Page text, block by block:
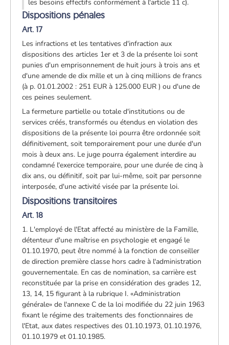
les besoins effectifs conformément à l'article 11 c).
Dispositions pénales
Art. 17
Les infractions et les tentatives d'infraction aux
dispositions des articles 1er et 3 de la présente loi sont
punies d'un emprisonnement de huit jours à trois ans et
d'une amende de dix mille et un à cinq millions de francs
(à p. 01.01.2002 : 251 EUR à 125.000 EUR ) ou d'une de
ces peines seulement.
La fermeture partielle ou totale d'institutions ou de
services créés, transformés ou étendus en violation des
dispositions de la présente loi pourra être ordonnée soit
définitivement, soit temporairement pour une durée d'un
mois à deux ans. Le juge pourra également interdire au
condamné l'exercice temporaire, pour une durée de cinq à
dix ans, ou définitif, soit par lui-même, soit par personne
interposée, d'une activité visée par la présente loi.
Dispositions transitoires
Art. 18
1. L'employé de l'Etat affecté au ministère de la Famille,
détenteur d'une maîtrise en psychologie et engagé le
01.10.1970, peut être nommé à la fonction de conseiller
de direction première classe hors cadre à l'administration
gouvernementale. En cas de nomination, sa carrière est
reconstituée par la prise en considération des grades 12,
13, 14, 15 figurant à la rubrique I. «Administration
générale» de l'annexe C de la loi modifiée du 22 juin 1963
fixant le régime des traitements des fonctionnaires de
l'Etat, aux dates respectives des 01.10.1973, 01.10.1976,
01.10.1979 et 01.10.1985.